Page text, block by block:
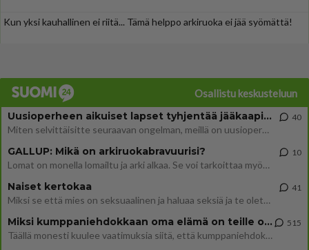
Kun yksi kauhallinen ei riitä... Tämä helppo arkiruoka ei jää syömättä!
Osallistu keskusteluun
Uusioperheen aikuiset lapset tyhjentää jääkaapin käydessään
Miten selvittäisitte seuraavan ongelman, meillä on uusioperhe, minulla teini-ikäiset lapset ja puolisolla aikuiset, jotk
40
GALLUP: Mikä on arkiruokabravuurisi?
Lomat on monella lomailtu ja arki alkaa. Se voi tarkoittaa myös sitä, että grillailut on grillattu ja palataan arjen ruo
10
Naiset kertokaa
Miksi se että mies on seksuaalinen ja haluaa seksiä ja te olette hänen mielestänne haluttava on vastenmielistä? Mikä sii
41
Miksi kumppaniehdokkaan oma elämä on teille ongelma?
Täällä monesti kuulee vaatimuksia siitä, että kumppaniehdokkaalla ei saisi olla lemmikkejä, lapsia, kavereita, eksiä, su
515